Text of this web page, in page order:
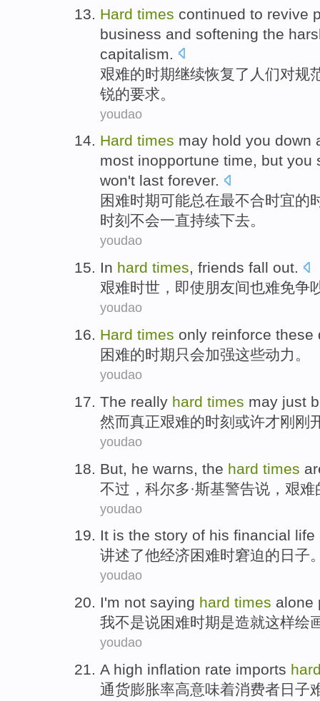
Hard times continued to revive
business and softening the
capitalism
艰难的时期继续恢复了 人们对规
锐的要求 。
youdao
Hard times may hold you down
most inopportune time, but you
won't last forever.
困难时期可能总在最不合时宜的
时刻 不会一直持续下去。
youdao
In hard times, friends fall out.
艰难时世，即使朋友间也难免争
youdao
Hard times only reinforce these
困难的时期 只会加强这些动力 。
youdao
The really hard times may just
然而真正艰难的时刻 或许才刚刚
youdao
But he warns the hard times
不过 ， 科尔多·斯基警告说， 艰难
youdao
It is the story of his financial
讲述了他经济困难时窘迫的 日子
youdao
I'm not saying hard times alone
我不是说困难时期是造就这样绘
youdao
A high inflation rate imports
通货膨胀率高意味着消费者日子